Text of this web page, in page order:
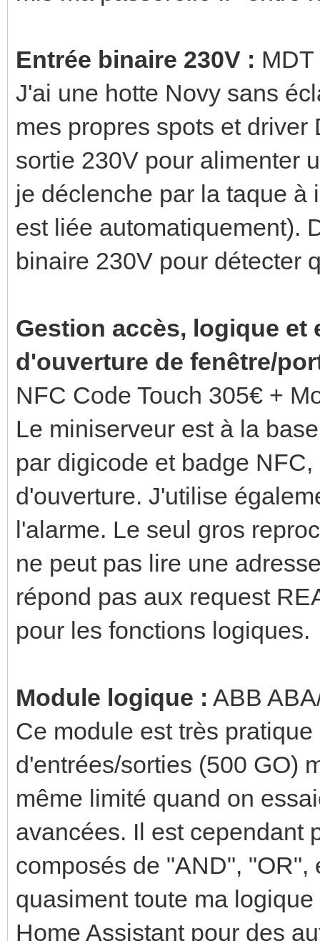
Entrée binaire 230V :
J'ai une hotte Novy sans
mes propres spots et
sortie 230V pour alimenter
je déclenche par la taque à
est liée automatiquement).
binaire 230V pour détecter
Gestion accès, logique
d'ouverture de fenêtre/
NFC Code Touch 305€ +
Le miniserveur est à la
par digicode et badge
d'ouverture. J'utilise
l'alarme. Le seul gros
ne peut pas lire une
répond pas aux request
pour les fonctions logiques.
Module logique : ABB
Ce module est très
d'entrées/sorties (500 GO)
même limité quand on
avancées. Il est cependant
composés de "AND",
quasiment toute ma
Home Assistant pour des